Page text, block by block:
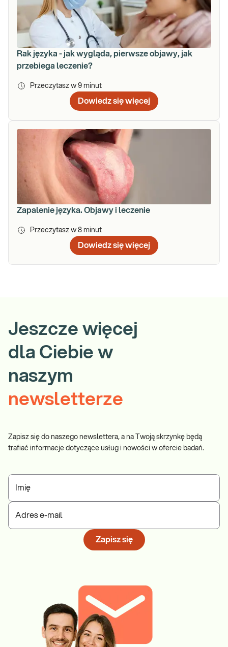
Rak języka - jak wygląda, pierwsze objawy, jak
przebiega leczenie?
Przeczytasz w 9 minut
Dowiedz się więcej
Zapalenie języka. Objawy i leczenie
Przeczytasz w 8 minut
Dowiedz się więcej
Jeszcze więcej
dla Ciebie w
naszym
newsletterze
Zapisz się do naszego newslettera, a na Twoją skrzynkę będą
trafiać informacje dotyczące usług i nowości w ofercie badań.
Imię
Adres e-mail
Zapisz się